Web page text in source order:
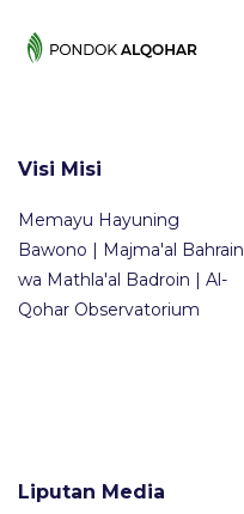
Visi Misi
Memayu Hayuning
Bawono | Majma'al Bahrain
wa Mathla'al Badroin | Al-
Qohar Observatorium
Liputan Media